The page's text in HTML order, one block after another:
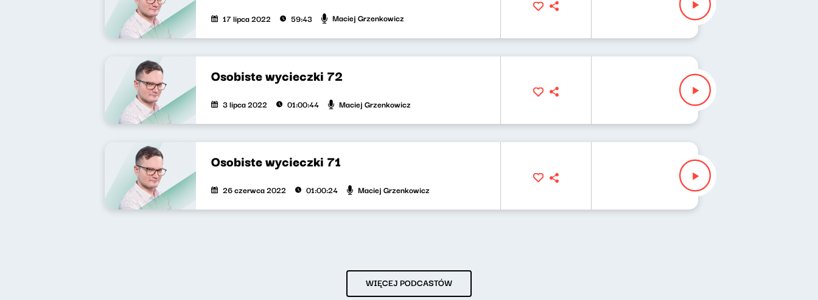
17 lipca 2022 59:43 Maciej Grzenkowicz
Osobiste wycieczki 72
3 lipca 2022 01:00:44 Maciej Grzenkowicz
Osobiste wycieczki 71
26 czerwca 2022 01:00:24 Maciej Grzenkowicz
WIĘCEJ PODCASTÓW